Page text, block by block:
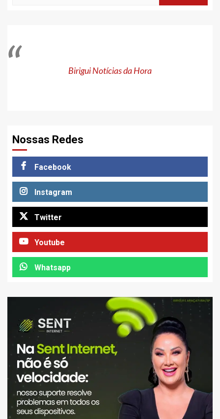
Birigui Notícias da Hora
Nossas Redes
Facebook
Instagram
Twitter
Youtube
Whatsapp